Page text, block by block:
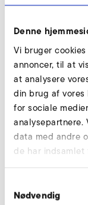
Denne
Vi bruger
annoncer, til at
at analysere
din brug af vores
for sociale
analysepartnere.
data med andre
de har
Nødvendig
Kompensator,